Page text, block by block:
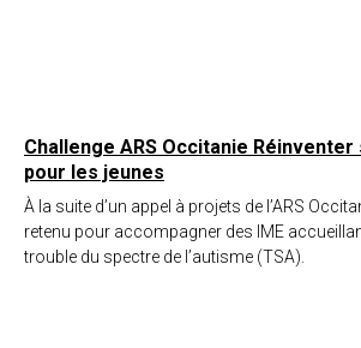
Challenge ARS Occitanie
pour les jeunes
À la suite d’un appel à projets de l’ARS
retenu pour accompagner des IME
trouble du spectre de l’autisme (TSA).